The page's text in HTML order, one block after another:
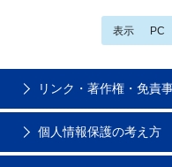
表示 PC
リンク・著作権・免責
個人情報保護の考え方